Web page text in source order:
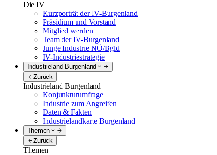
Die IV
Kurzporträt der IV-Burgenland
Präsidium und Vorstand
Mitglied werden
Team der IV-Burgenland
Junge Industrie NÖ/Bgld
IV-Industriestrategie
Industrieland Burgenland
Zurück
Industrieland Burgenland
Konjunkturumfrage
Industrie zum Angreifen
Daten & Fakten
Industrielandkarte Burgenland
Themen
Zurück
Themen